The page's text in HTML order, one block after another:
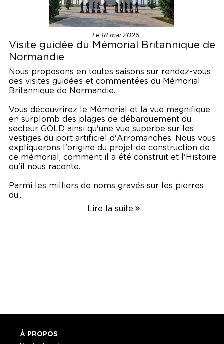
Visite guidée du Mémorial Britannique de
Normandie
Le 18 mai 2026
Nous proposons en toutes saisons sur rendez-vous
des visites guidées et commentées du Mémorial
Britannique de Normandie.
Vous découvrirez le Mémorial et la vue magnifique
en surplomb des plages de débarquement du
secteur GOLD ainsi qu'une vue superbe sur les
vestiges du port artificiel d'Arromanches. Nous vous
expliquerons l'origine du projet de construction de
ce mémorial, comment il a été construit et l'Histoire
qu'il nous raconte.
Parmi les milliers de noms gravés sur les pierres
du...
Lire la suite
À PROPOS